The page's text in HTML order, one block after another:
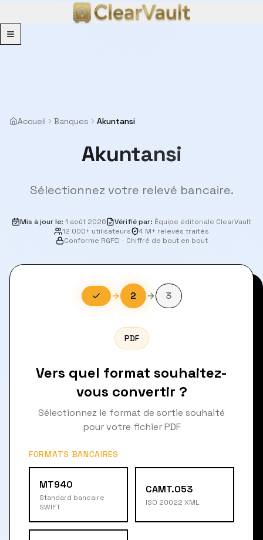
Menu
Accueil Banques Akuntansi
Akuntansi
Sélectionnez votre relevé bancaire.
Mis à jour le: 1 août 2026 Vérifié par: Équipe éditoriale ClearVault
12 000+ utilisateurs
4 M+ relevés traités
Conforme RGPD · Chiffré de bout en bout
2 3
PDF
Vers quel format souhaitez-
vous convertir ?
Sélectionnez le format de sortie souhaité
pour votre fichier PDF
FORMATS BANCAIRES
MT940
Standard bancaire
SWIFT
CAMT.053
ISO 20022 XML